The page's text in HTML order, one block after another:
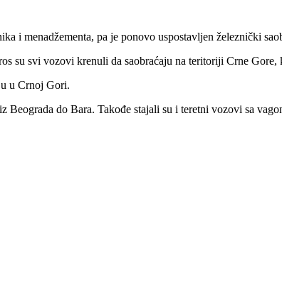
i menadžementa, pa je ponovo uspostavljen železnički
su svi vozovi krenuli da saobraćaju na teritoriji Crne
u Crnoj Gori.
do Bara. Takođe stajali su i teretni vozovi sa